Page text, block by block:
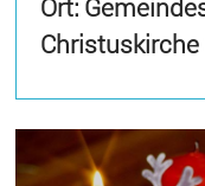
Ort: